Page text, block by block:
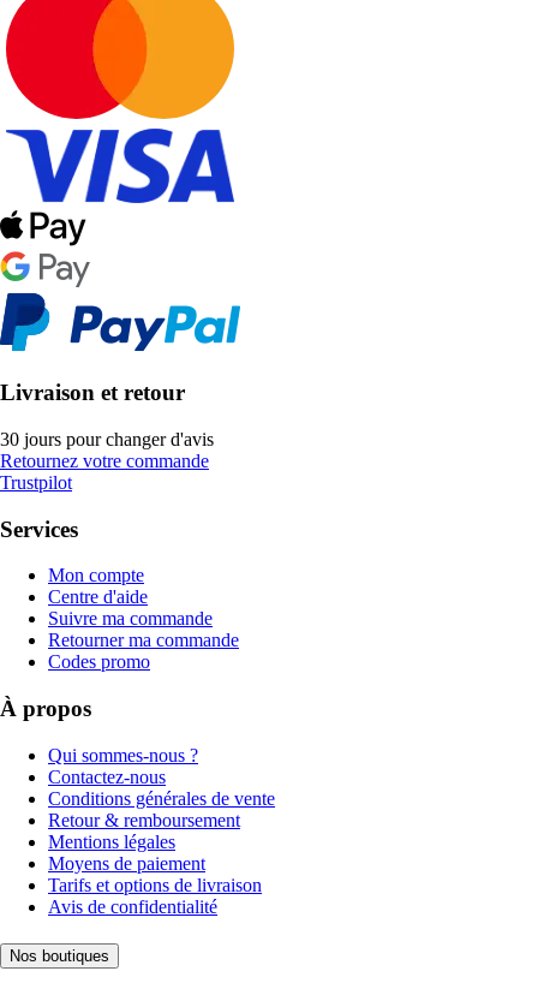
Livraison et retour
30 jours pour changer d'avis
Retournez votre commande
Trustpilot
Services
Mon compte
Centre d'aide
Suivre ma commande
Retourner ma commande
Codes promo
À propos
Qui sommes-nous ?
Contactez-nous
Conditions générales de vente
Retour & remboursement
Mentions légales
Moyens de paiement
Tarifs et options de livraison
Avis de confidentialité
Nos boutiques